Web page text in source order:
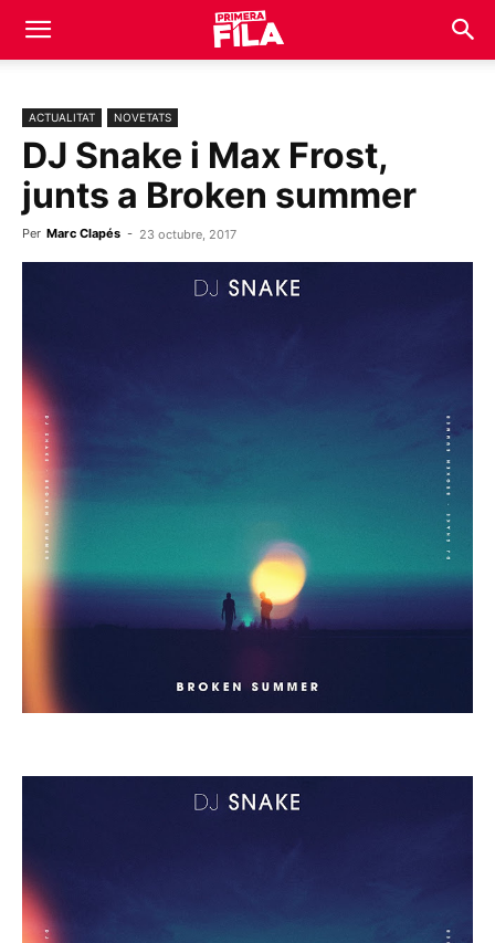
ACTUALITAT NOVETATS
DJ Snake i Max Frost,
junts a Broken summer
Per Marc Clapés - 23 octubre, 2017